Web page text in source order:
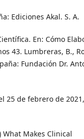
Ediciones Akal. S. A.
En: Cómo
43. Lumbreras, B.,
Fundación Dr.
25 de febrero de 2021,
What Makes Clinical